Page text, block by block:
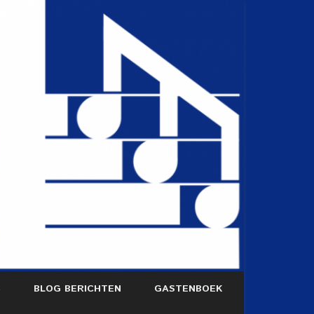
BLOG BERICHTEN GASTENBOEK